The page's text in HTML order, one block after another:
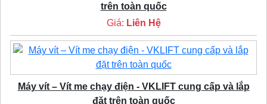
trên toàn quốc
Giá: Liên Hệ
Máy vít – Vít me chạy điện - VKLIFT cung cấp và lắp
đặt trên toàn quốc